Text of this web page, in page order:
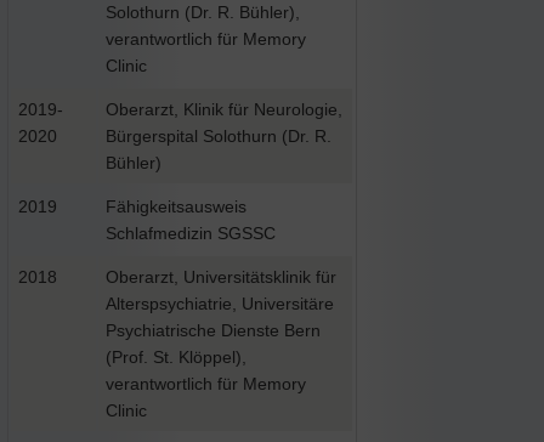
Solothurn (Dr. R. Bühler),
verantwortlich für Memory
Clinic
2019-
2020
Oberarzt, Klinik für Neurologie,
Bürgerspital Solothurn (Dr. R.
Bühler)
2019
Fähigkeitsausweis
Schlafmedizin SGSSC
2018
Oberarzt, Universitätsklinik für
Alterspsychiatrie, Universitäre
Psychiatrische Dienste Bern
(Prof. St. Klöppel),
verantwortlich für Memory
Clinic